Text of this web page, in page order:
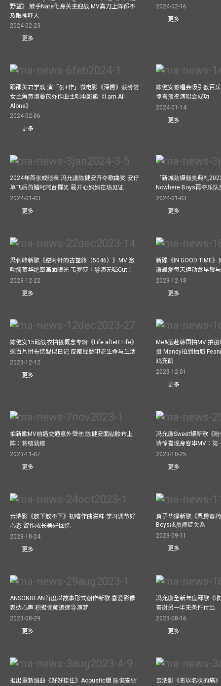
野望》 鼓手Nate化身关主迎战 MV真刀上阵都不
及眼神吓人
2024-02-23
更多
2024-02-16
更多
跟邵美君学戏 演「创+作」微电影《深房》获赞赏
女主角黄淑蔓包办作曲主唱电影歌《I am All
Alone》
2024-02-06
更多
陈健安签唱会吸引数百
惊喜预祝演唱会成功
2024-01-14
更多
2024年首张成绩表 冯允谦陈健安齐夺歌曲奖 安仔
单飞后首踏叱咤台攞奖 最开心妈妈在场见证
2024-01-03
更多
「新城劲爆颁奖典礼
Nowhere Boys再夺乐
2024-01-03
更多
梁钊峰新歌《逆时针的古董錶（5046）》MV 激
吻简慕华绝密画面曝光 韦罗莎：导演无嗌Cut！
2023-12-22
更多
新碟《IN GOOD TIME
谦最爱每天运动食早餐
2023-12-18
更多
陈健安15磅战衣拍摄概念专辑《Life afteR Life》
逾百片拼布造型似日记 反覆经歷印证生命与生活
2023-12-12
更多
Me&远赴韩国拍MV 拍
摄 Mandy拍到抽筋
鸡充飢
2023-12-01
更多
拍新歌MV前遇交通意外受伤 陈健安面贴胶布上
阵：将错就错
2023-11-07
更多
冯允谦Sweet爆新歌《
诗惊喜现身客串MV：第
2023-10-25
更多
云浩影《放下放不下》初嚐作曲滋味 学习调节好
心态 留作成长美好回忆
2023-10-24
更多
黄子华撑新歌《票房毒
Boys成员师徒关系
2023-09-11
更多
ANSONBEAN首度以故事形式创作新歌 喜爱影像
表达心声 积极偷师追逐导演梦
2023-08-29
更多
冯允谦全新年度冧歌《
答谢另一半无条件付出
2023-08-16
更多
推出重新编曲《好好挂住》Acoustic版 陈健安钻
云浩影《无以名状的痛